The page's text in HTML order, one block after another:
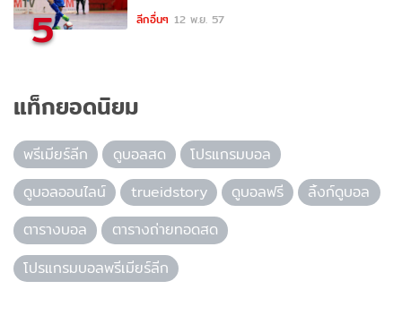
5 ลีกอื่นๆ 12 พ.ย. 57
แท็กยอดนิยม
พรีเมียร์ลีก ดูบอลสด
โปรแกรมบอล
ดูบอลออนไลน์
trueidstory ดูบอลฟรี
ลิ้งก์ดูบอล
ตารางบอล
ตารางถ่ายทอดสด
โปรแกรมบอลพรีเมียร์ลีก